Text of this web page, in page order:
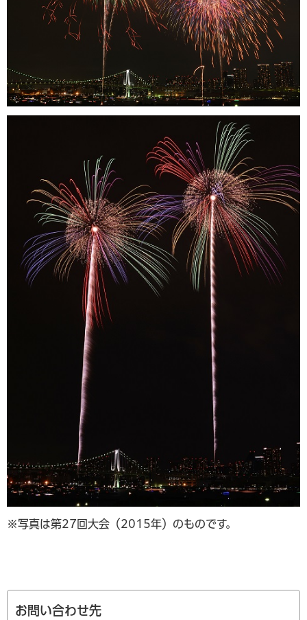
※写真は第27回大会（2015年）のものです。
お問い合わせ先